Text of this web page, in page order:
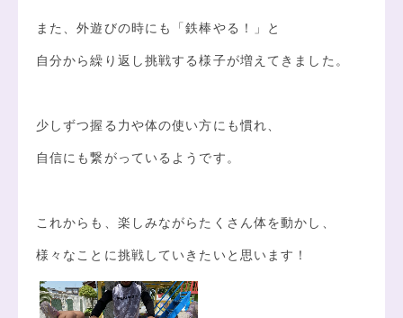
また、外遊びの時にも「鉄棒やる！」と
自分から繰り返し挑戦する様子が増えてきました。
少しずつ握る力や体の使い方にも慣れ、
自信にも繋がっているようです。
これからも、楽しみながらたくさん体を動かし、
様々なことに挑戦していきたいと思います！